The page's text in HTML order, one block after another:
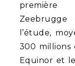
première
l’étude,
300 millions
Equinor et